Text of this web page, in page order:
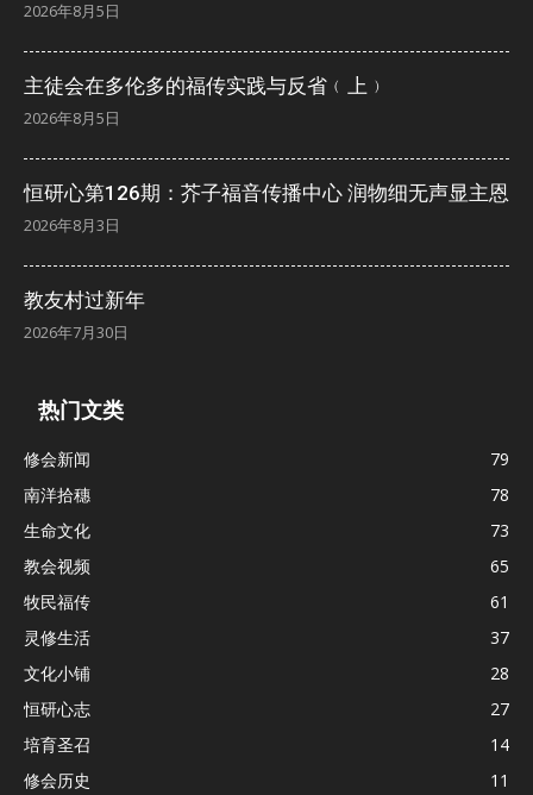
2026年8月5日
主徒会在多伦多的福传实践与反省﹙上﹚
2026年8月5日
恒研心第126期：芥子福音传播中心 润物细无声显主恩
2026年8月3日
教友村过新年
2026年7月30日
热门文类
修会新闻
79
南洋拾穗
78
生命文化
73
教会视频
65
牧民福传
61
灵修生活
37
文化小铺
28
恒研心志
27
培育圣召
14
修会历史
11